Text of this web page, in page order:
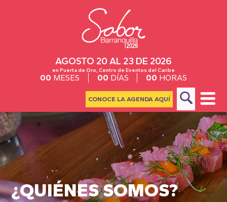
AGOSTO 20 AL 23 DE 2026
en Puerta de Oro, Centro de Eventos del Caribe
00 MESES 00 DÍAS 00 HORAS
CONOCE LA AGENDA AQUÍ
¿QUIÉNES SOMOS?